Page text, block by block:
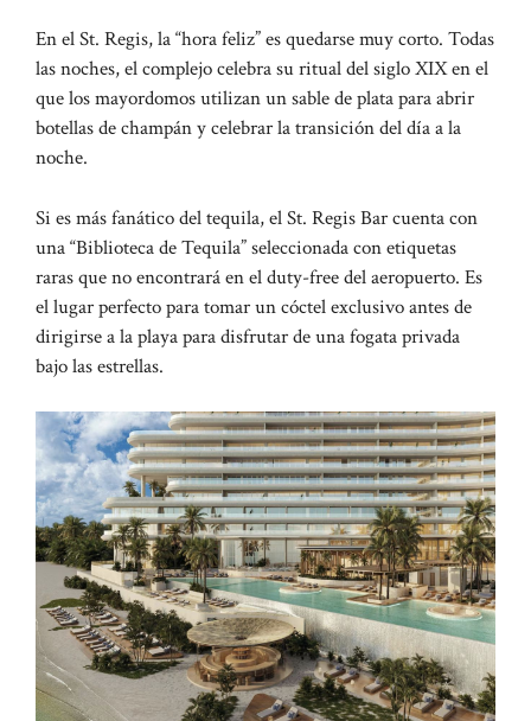
En el St. Regis, la “hora feliz” es quedarse muy corto. Todas
las noches, el complejo celebra su ritual del siglo XIX en el
que los mayordomos utilizan un sable de plata para abrir
botellas de champán y celebrar la transición del día a la
noche.
Si es más fanático del tequila, el St. Regis Bar cuenta con
una “Biblioteca de Tequila” seleccionada con etiquetas
raras que no encontrará en el duty-free del aeropuerto. Es
el lugar perfecto para tomar un cóctel exclusivo antes de
dirigirse a la playa para disfrutar de una fogata privada
bajo las estrellas.